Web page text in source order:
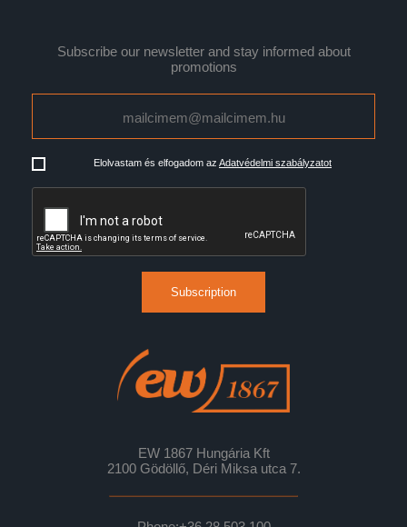
Subscribe our newsletter and stay informed about
promotions
Elolvastam és elfogadom az Adatvédelmi szabályzatot
Subscription
EW 1867 Hungária Kft
2100 Gödöllő, Déri Miksa utca 7.